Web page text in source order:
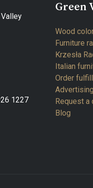
1227
Green
Wood
Furniture
Krzesła
Italian
Order
Request a
Blog